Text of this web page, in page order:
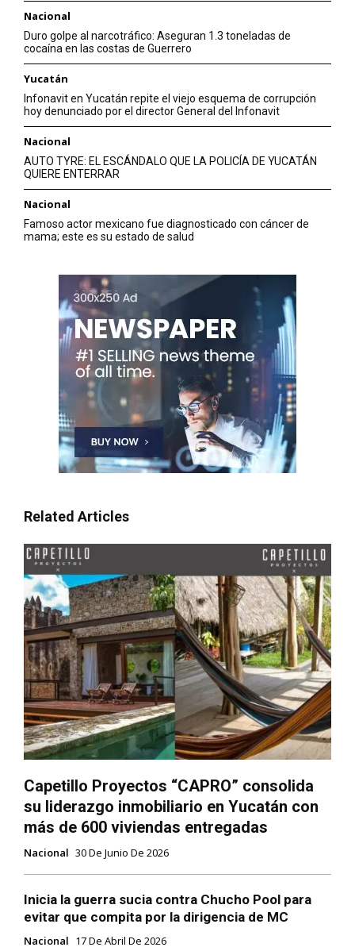
Nacional
Duro golpe al narcotráfico: Aseguran 1.3 toneladas de
cocaína en las costas de Guerrero
Yucatán
Infonavit en Yucatán repite el viejo esquema de corrupción
hoy denunciado por el director General del Infonavit
Nacional
AUTO TYRE: EL ESCÁNDALO QUE LA POLICÍA DE YUCATÁN
QUIERE ENTERRAR
Nacional
Famoso actor mexicano fue diagnosticado con cáncer de
mama; este es su estado de salud
Related Articles
Capetillo Proyectos “CAPRO” consolida
su liderazgo inmobiliario en Yucatán con
más de 600 viviendas entregadas
Nacional 30 De Junio De 2026
Inicia la guerra sucia contra Chucho Pool para
evitar que compita por la dirigencia de MC
Nacional 17 De Abril De 2026